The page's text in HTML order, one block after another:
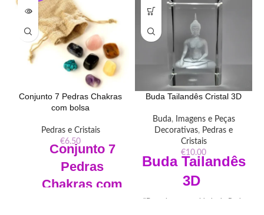
Conjunto 7 Pedras Chakras
com bolsa
Pedras e Cristais
€6.50
Conjunto 7
Pedras
Chakras com
Buda Tailandês Cristal 3D
Buda,
Imagens e Peças
Decorativas, Pedras e
Cristais
€10.00
Buda Tailandês
3D